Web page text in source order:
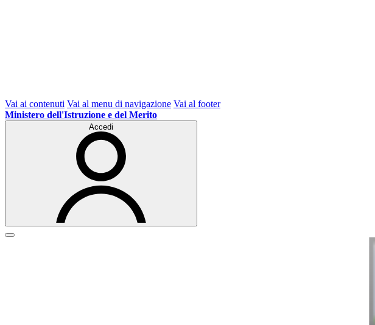
Vai ai contenuti Vai al menu di navigazione Vai al footer
Ministero dell'Istruzione e del Merito
Accedi